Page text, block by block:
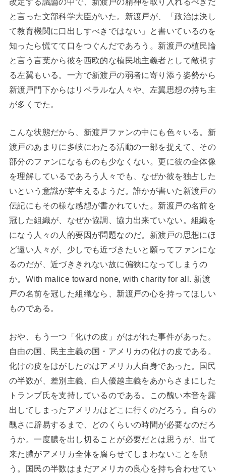
と言った文部科学大臣がいた。新渡戸が、「政治は決し
て教育機関に口出しすべきではない」と書いているのを
知ったら慌てて口をつぐんだであろう。新渡戸の植民論
と言う言葉から彼を西欧的な植民地主義者として敵視す
る左翼もいる。一方で新渡戸の弱者に寄り添う姿勢から
新渡戸門下からはリベラルな人々や、左翼思想の持ち主
が多くでた。
こんな状態だから、新渡戸ファンの中にも色々いる。新
渡戸のあまりに多岐にわたる活動の一部を捉えて、その
部分のファンになるものも少なくない。更に彼の全体像
を理解しているであろう人々でも、なぜか彼を独占した
いという意識が芽生えるようだ。誰かが書いた新渡戸の
伝記にもその様な感想が書かれていた。新渡戸の名前を
冠した組織が、なぜか協調、協力出来ていない。組織を
になう人々の人的要因が問題なのだ。新渡戸の思想にほ
ど遠い人々が、少しでも近づきたいと願ってファンにな
るのだが、近づききれない故に偏狭になってしまうの
か。With malice toward none, with charity for all. 新渡
戸の名前を冠した組織なら、新渡戸の心を持ってほしい
ものである。
おや、もう一つ「化けの皮」がはがれた事件があった。
自由の国、民主主義の国・アメリカの化けの皮である。
化けの皮をはがしたのはアメリカ人自身であった。国民
の半数が、差別主義、白人優越主義をあからさまにした
トランプ氏を支持しているのである。この醜い本音を露
出してしまったアメリカはどこに行くのだろう。自らの
醜さに辟易するまで、どのくらいの時間が必要なのだろ
うか。一度膿を出し切ることが必要だとは思うが、出て
来た膿がアメリカ全体を腐らせてしまわないことを願
う。国民の半数はまだアメリカの良心を持ち合わせてい